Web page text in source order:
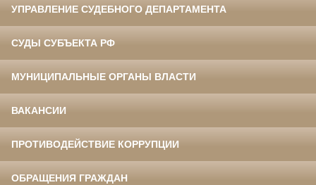
УПРАВЛЕНИЕ СУДЕБНОГО ДЕПАРТАМЕНТА
СУДЫ СУБЪЕКТА РФ
МУНИЦИПАЛЬНЫЕ ОРГАНЫ ВЛАСТИ
ВАКАНСИИ
ПРОТИВОДЕЙСТВИЕ КОРРУПЦИИ
ОБРАЩЕНИЯ ГРАЖДАН